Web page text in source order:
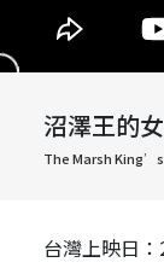
沼澤王的
The Marsh
台灣上映日